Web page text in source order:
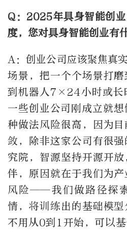
Q：2025年具身智能创
度，您对具身智能创业有
A：创业公司应该聚焦真
场景，把一个个场景打
到机器人7×24小时或长
一些创业公司刚成立就
种做法风险很高，因为
敛，除非这家公司有很
究院，智源坚持开源开
伴，原因就在于我们为
风险——我们做路径探
情，将训练出的基础模
不用从0到1开始，可以